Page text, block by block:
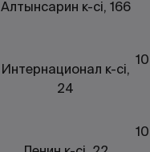
Алтынсарин к-сі, 166
Интернационал к-сі,
24